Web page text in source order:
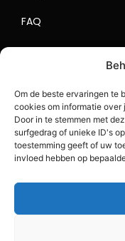
Om de beste ervaringen te
cookies om informatie over
Door in te stemmen met
surfgedrag of unieke ID's
toestemming geeft of uw
invloed hebben op
FAQ
Lokaal Adverteren
Sitemap